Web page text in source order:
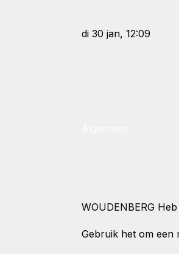
di 30 jan, 12:09
WOUDENBERG
Gebruik het om een